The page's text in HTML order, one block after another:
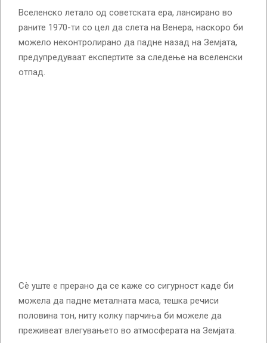
Вселенско летало од советската ера, лансирано во
раните 1970-ти со цел да слета на Венера, наскоро би
можело неконтролирано да падне назад на Земјата,
предупредуваат експертите за следење на вселенски
отпад.
Сè уште е прерано да се каже со сигурност каде би
можела да падне металната маса, тешка речиси
половина тон, ниту колку парчиња би можеле да
преживеат влегувањето во атмосферата на Земјата.